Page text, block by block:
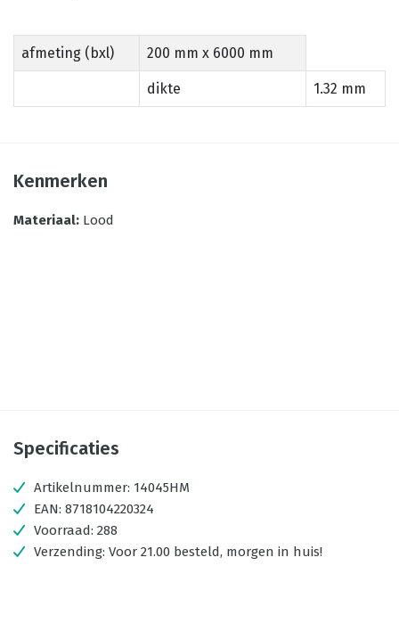
afmeting (bxl) 200 mm x 6000 mm
dikte 1.32 mm
Kenmerken
Materiaal: Lood
Specificaties
Artikelnummer: 14045HM
EAN: 8718104220324
Voorraad: 288
Verzending: Voor 21.00 besteld, morgen in huis!